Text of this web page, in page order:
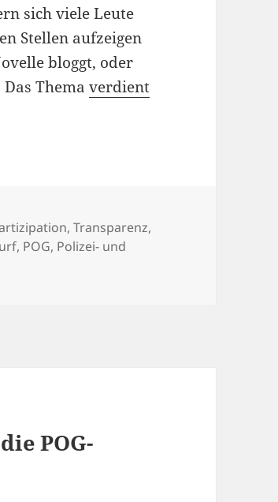
sich viele Leute
Stellen aufzeigen
bloggt, oder
Themaverdient
,Transparenz,
, POG, Polizei- und
POG-